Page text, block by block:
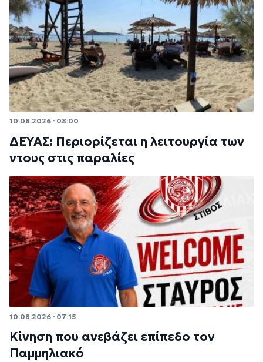
10.08.2026 · 08:00
ΔΕΥΑΣ: Περιορίζεται η λειτουργία των
ντους στις παραλίες
10.08.2026 · 07:15
Κίνηση που ανεβάζει επίπεδο τον
Παμμηλιακό